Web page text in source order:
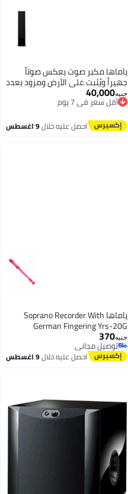
ياماها مكبر صوت يعكس صوتاً
جهيراً ويُثبت على الأرض ومزود بعدد
3 مخارج NS-555 أسود
جنيه40,000
أقل سعر في 7 يوم
توصيل مجاني
أقل سعر في 7 يوم
احصل عليه خلال9 اغسطس
ياماها Soprano Recorder With
German Fingering Yrs-20G
جنيه370
توصيل مجاني
توصيل مجانياحصل عليه خلال9 اغسطس